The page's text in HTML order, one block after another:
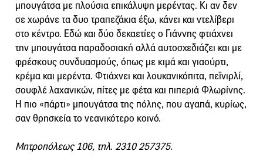
μπουγάτσα με πλούσια επικάλυψη μερέντας. Κι αν δεν
σε χωράνε τα δυο τραπεζάκια έξω, κάνει και ντελίβερι
στο κέντρο. Εδώ και δύο δεκαετίες ο Γιάννης φτιάχνει
την μπουγάτσα παραδοσιακή αλλά αυτοσχεδιάζει και με
φρέσκους συνδυασμούς, όπως με κιμά και γιαούρτι,
κρέμα και μερέντα. Φτιάχνει και λουκανικόπιτα, πεϊνιρλί,
σουφλέ λαχανικών, πίτες με φέτα και πιπεριά Φλωρίνης.
Η πιο «πάρτι» μπουγάτσα της πόλης, που αγαπά, κυρίως,
σαν θρησκεία το νεανικότερο κοινό.
Μητροπόλεως 106, τηλ. 2310 257375.